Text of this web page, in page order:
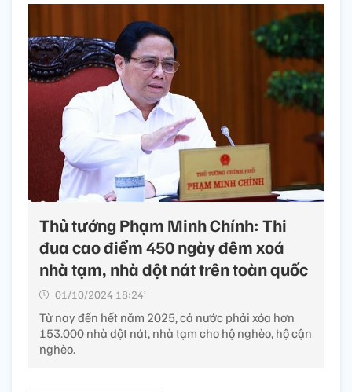
Thủ tướng Phạm Minh Chính: Thi
đua cao điểm 450 ngày đêm xoá
nhà tạm, nhà dột nát trên toàn quốc
01/10/2024 18:24’
Từ nay đến hết năm 2025, cả nước phải xóa hơn
153.000 nhà dột nát, nhà tạm cho hộ nghèo, hộ cận
nghèo.